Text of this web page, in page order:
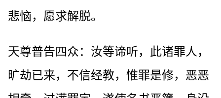
悲恼，愿求解脱。
天尊普告四众：汝等谛听，此诸罪人，
旷劫已来，不信经教，惟罪是修，恶恶